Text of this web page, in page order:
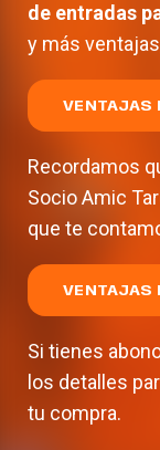
de entradas
y más
VENTAJAS
Recordamos
Socio Amic
que te
VENTAJAS
Si tienes
los detalles
tu compra.